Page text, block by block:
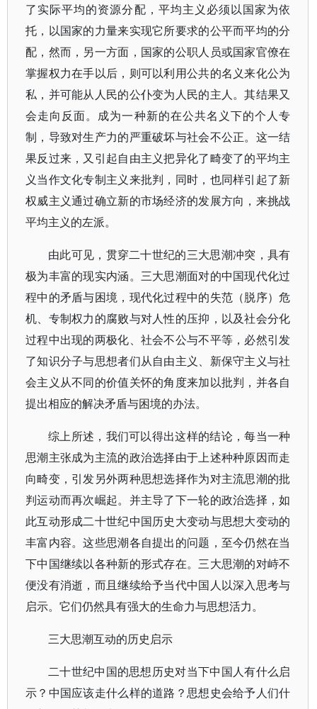
了实际平均的资源分配，平均主义必须以国家为依
托，以国家的力量来实现它所要求的公平而平均的分
配，然而，另一方面，国家的公职人员或国家官僚在
掌握权力在手以后，则可以利用公共的名义来化公为
私，并可能从人民的公仆变为人民的主人。其结果又
会走向反面。成为一种新的在公共名义下的个人专
制，导致对生产力的严重破坏与社会不公正。这一结
果反过来，又引起自由主义把异化了畸变了的平均主
义当作文化专制主义来批判，同时，也同样引起了新
权威主义通过确立新的市场经济的发展方向，来挑战
平均主义的左派。
由此可见，贯穿二十世纪的三大思潮冲突，具有
极为丰富的现实内涵。三大思潮面对的中国现代化过
程中的矛盾与困境，现代化过程中的失范（脱序）危
机、专制权力的腐败与对人性的压抑，以及社会分化
过程中出现的两极化、社会不公与不平等，必然引发
了知识分子与思想者们从自由主义、新保守主义与社
会主义从不同的价值关怀的角度来加以批判，并各自
提出相应的解决矛盾与困境的办法。
综上所述，我们可以得出这样的结论，每当一种
思潮主张成为主流的政治选择由于上述种种原因而走
向畸变，引发另外两种思想选择作为对主流思潮的批
判运动而再次崛起。并主导了下一轮的政治选择，如
此互动形成二十世纪中国历史大变动与思想大变动的
丰富内容。这些思潮各自提出的问题，至今仍然在当
下中国继续以各种新的形式存在。三大思潮的对峙不
便没有消逝，而且继续给予当代中国人以深入思考与
启示。它们仍然具有强大的生命力与思想活力。
三大思潮互动的历史启示
二十世纪中国的思想历史对当下中国人有什么启
示？中国应该走什么样的道路？思想史会给予人们什